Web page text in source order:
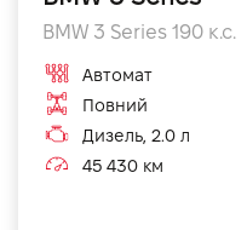
BMW 3 Series 190 к.с.
Автомат
Повний
Дизель, 2.0 л
45 430 км